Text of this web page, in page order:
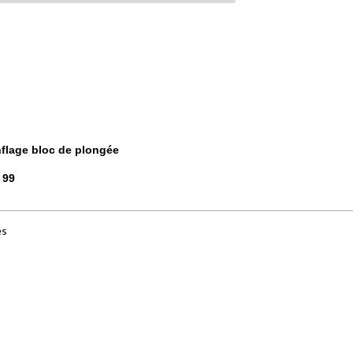
bloc de plongée